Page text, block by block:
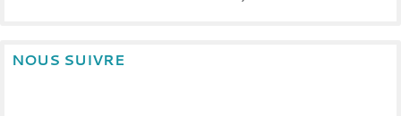
NOUS SUIVRE